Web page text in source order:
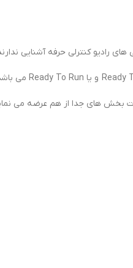
رادیو کنترلی حرفه آشنایی
بخش های جدا از هم عرضه می